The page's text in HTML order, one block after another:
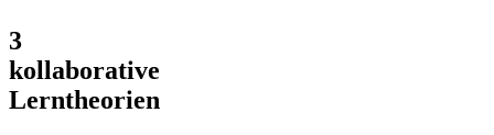
3
kollaborative
Lerntheorien